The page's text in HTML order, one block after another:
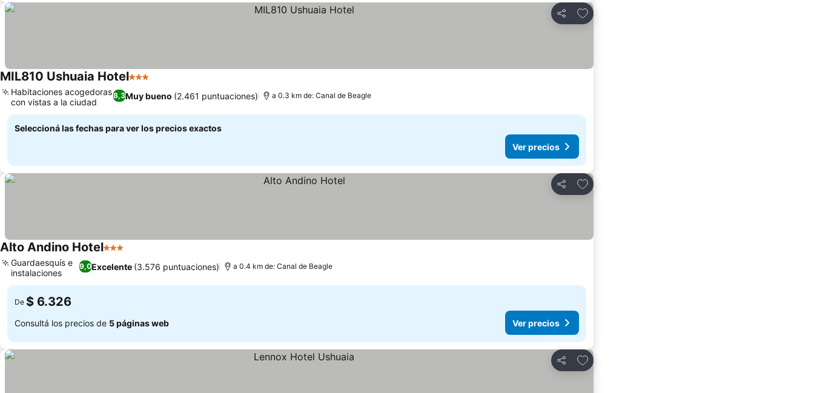
Compartir
Añadir a favoritos
MIL810 Ushuaia Hotel3 Estrellas
8,3Muy bueno (2.461 puntuaciones)
Habitaciones acogedoras
con vistas a la ciudad
a 0.3 km de: Canal de Beagle
Seleccioná las fechas para ver los precios exactos
Ver precios
Compartir
Añadir a favoritos
Alto Andino Hotel3 Estrellas
9,0Excelente (3.576 puntuaciones)
Guardaesquís e
instalaciones
a 0.4 km de: Canal de Beagle
De $ 6.326
Consultá los precios de 5 páginas web Ver precios
Compartir
Añadir a favoritos